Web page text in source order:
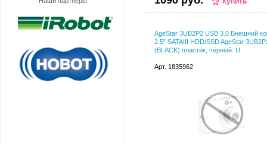
AgeStar 3UB2P2 USB 3.0 Внешний
2.5" SATAIII HDD/SSD AgeStar
(BLACK) пластик, чёрный. U
Арт. 1835962